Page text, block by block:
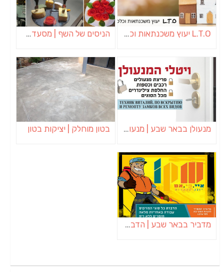
L.T.O יעוץ משכנתאות וכלכלת משפחה | יועץ משכנתאות באשכול הניסים של השף | מסעדת שף בבית | ארוחות גורמה
מנעולן בבאר שבע | מנעולן באופקים | ויטלי המנעולן בטון מוחלק | יציקות בטון
מדביר בבאר שבע | הדברה בבאר שבע | יוגב הדברות